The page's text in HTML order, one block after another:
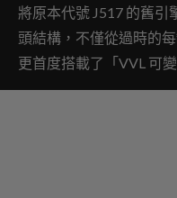
將原本代號 J517 的舊引
頭結構，不僅從過時的
更首度搭載了「VVL 可